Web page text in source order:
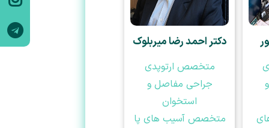
دکتر احمد رضا میربلوک
متخصص ارتوپدی
جراحی مفاصل و
استخوان
متخصص آسیب های پا